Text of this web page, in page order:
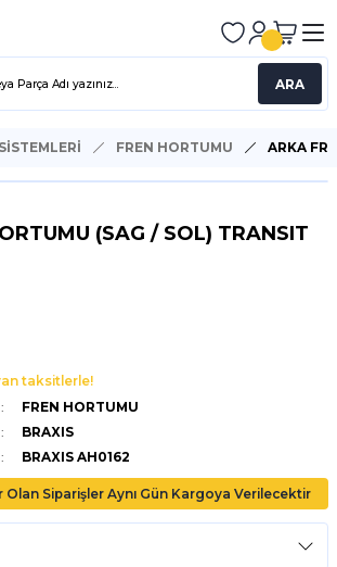
ARA
FREN HORTUMU ARKA
(SAG / SOL) TRANSIT
taksitlerle!
FREN HORTUMU
BRAXIS
BRAXIS AH0162
Olan Siparişler Aynı Gün Kargoya Verilecektir